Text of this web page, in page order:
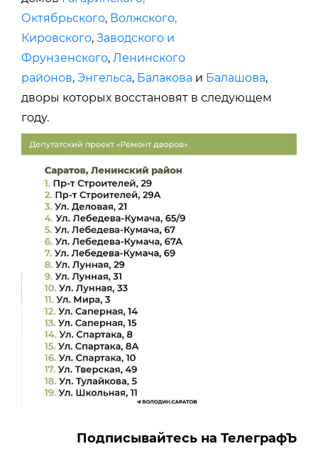
Октябрьского, Волжского,
Кировского, Заводского и
Фрунзенского, Ленинского
районов, Энгельса, Балакова и Балашова,
дворы которых восстановят в следующем
году.
Подписывайтесь на ТелеграфЪ